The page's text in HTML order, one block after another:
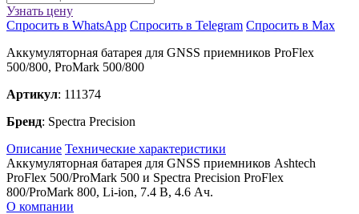
Узнать цену
Спросить в WhatsApp Спросить в Telegram Спросить в Max
Аккумуляторная батарея для GNSS приемников ProFlex
500/800, ProMark 500/800
Артикул: 111374
Бренд: Spectra Precision
Описание Технические характеристики
Аккумуляторная батарея для GNSS приемников Ashtech
ProFlex 500/ProMark 500 и Spectra Precision ProFlex
800/ProMark 800, Li-ion, 7.4 В, 4.6 Ач.
О компании